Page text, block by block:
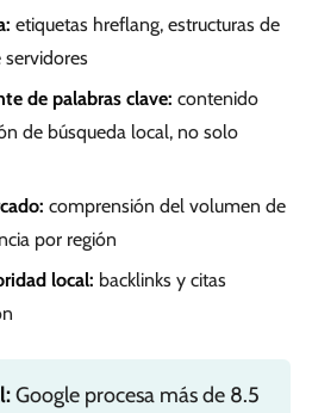
etiquetas hreflang, estructuras de
servidores
de palabras clave: contenido
de búsqueda local, no solo
comprensión del volumen de
por región
local: backlinks y citas
Google procesa más de 8.5